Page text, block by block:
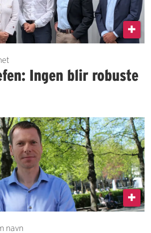
Ingen blir robuste
navn